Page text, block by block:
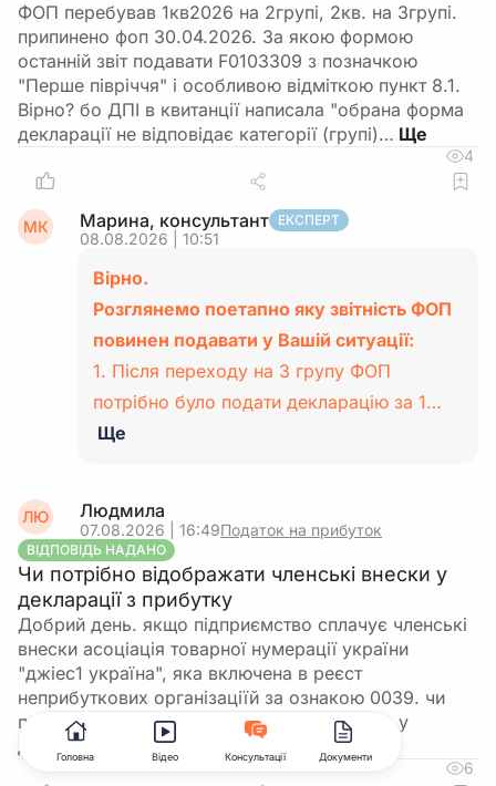
ФОП перебував 1кв2026 на 2групі, 2кв. на 3групі.
припинено фоп 30.04.2026. За якою формою
останній звіт подавати F0103309 з позначкою
"Перше півріччя" і особливою відміткою пункт 8.1.
Вірно? бо ДПІ в квитанції написала "обрана форма
декларації не відповідає категорії (групі)…
4
МК Марина, консультант ЕКСПЕРТ
08.08.2026 | 10:51
Вірно.
Розглянемо поетапно яку звітність ФОП
повинен подавати у Вашій ситуації:
1. Після переходу на 3 групу ФОП
потрібно було подати декларацію за 1…
Ще
ЛЮ Людмила
07.08.2026 | 16:49Податок на прибуток
ВІДПОВІДЬ НАДАНО
Чи потрібно відображати членські внески у
декларації з прибутку
Добрий день. якщо підприємство сплачує членські
внески асоціація товарної нумерації україни
"джіес1 україна", яка включена в реєст
неприбуткових організаціїй за ознакою 0039. чи
потрібно такі членські внески відображати у
додатку бд до декларації з прибутку…
6
Головна Відео Консультації Документи